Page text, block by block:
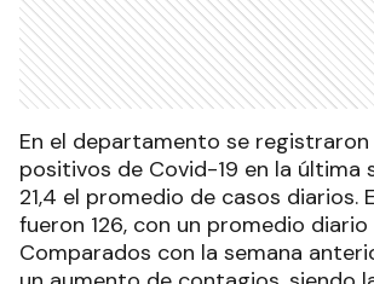
En el departamento se registraron
positivos de Covid-19 en la última
21,4 el promedio de casos diarios.
fueron 126, con un promedio diario
Comparados con la semana